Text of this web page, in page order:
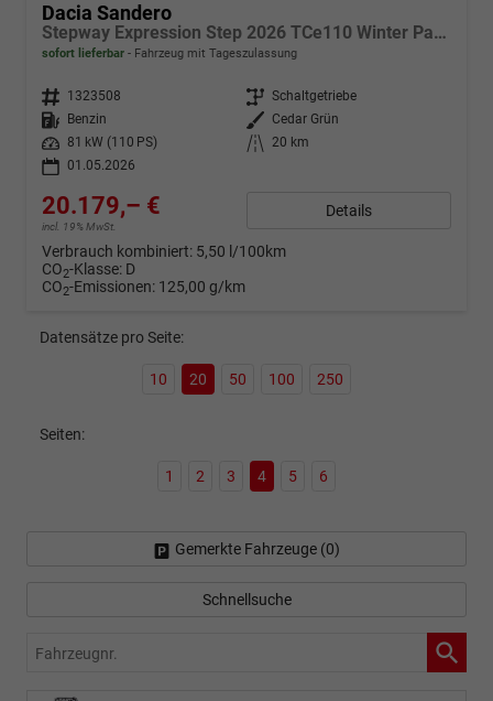
Dacia Sandero
Stepway Expression Step 2026 TCe110 Winter Paket
sofort lieferbar Fahrzeug mit Tageszulassung
Fahrzeugnr. 1323508 Getriebe Schaltgetriebe
Kraftstoff
Benzin Außenfarbe Cedar Grün
Leistung
81 kW (110 PS) Kilometerstand
20 km
01.05.2026
20.179,– €
incl. 19% MwSt.
Details
Verbrauch kombiniert: 5,50 l/100km
CO2-Klasse: D
CO2-Emissionen: 125,00 g/km
Datensätze pro Seite:
10 20 50 100 250
Seiten:
1 2 3 4 5 6
Gemerkte Fahrzeuge (0)
Schnellsuche
Fahrzeugnr.